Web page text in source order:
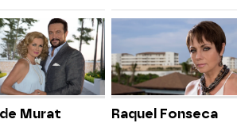
Murat Raquel Fonseca